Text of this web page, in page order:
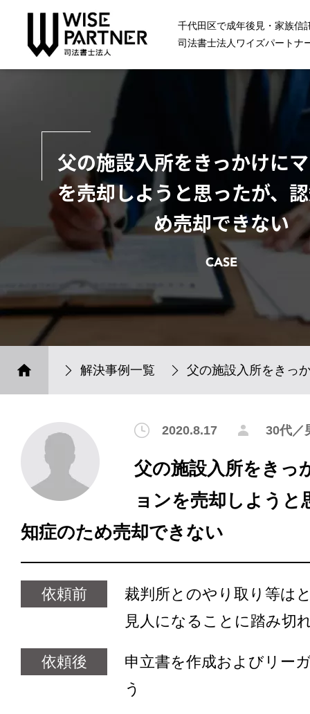
千代田区で成年後見・家族信
司法書士法人ワイズパートナ
父の施設入所をきっかけに
を売却しようと思ったが、
め売却できない
CASE
解決事例一覧 父の施設入所をきっ
2020.8.17 30代／
父の施設入所をきっ
ョンを売却しようと
知症のため売却できない
依頼前
裁判所とのやり取り等は
見人になることに踏み切
依頼後
申立書を作成およびリー
う